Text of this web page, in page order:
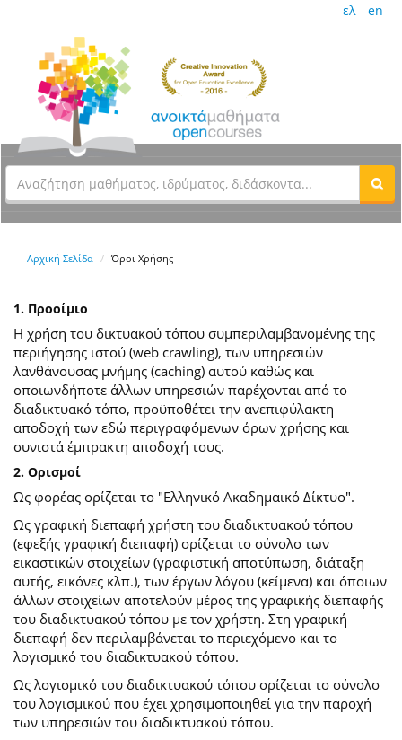
ελ en
Αρχική Σελίδα Όροι Χρήσης
1. Προοίμιο
Η χρήση του δικτυακού τόπου συμπεριλαμβανομένης της
περιήγησης ιστού (web crawling), των υπηρεσιών
λανθάνουσας μνήμης (caching) αυτού καθώς και
οποιωνδήποτε άλλων υπηρεσιών παρέχονται από το
διαδικτυακό τόπο, προϋποθέτει την ανεπιφύλακτη
αποδοχή των εδώ περιγραφόμενων όρων χρήσης και
συνιστά έμπρακτη αποδοχή τους.
2. Ορισμοί
Ως φορέας ορίζεται το "Ελληνικό Ακαδημαικό Δίκτυο".
Ως γραφική διεπαφή χρήστη του διαδικτυακού τόπου
(εφεξής γραφική διεπαφή) ορίζεται το σύνολο των
εικαστικών στοιχείων (γραφιστική αποτύπωση, διάταξη
αυτής, εικόνες κλπ.), των έργων λόγου (κείμενα) και όποιων
άλλων στοιχείων αποτελούν μέρος της γραφικής διεπαφής
του διαδικτυακού τόπου με τον χρήστη. Στη γραφική
διεπαφή δεν περιλαμβάνεται το περιεχόμενο και το
λογισμικό του διαδικτυακού τόπου.
Ως λογισμικό του διαδικτυακού τόπου ορίζεται το σύνολο
του λογισμικού που έχει χρησιμοποιηθεί για την παροχή
των υπηρεσιών του διαδικτυακού τόπου.